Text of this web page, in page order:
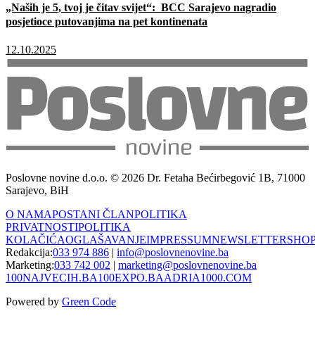
„Naših je 5, tvoj je čitav svijet“: BCC Sarajevo nagradio
posjetioce putovanjima na pet kontinenata
12.10.2025
Poslovne novine d.o.o. © 2026 Dr. Fetaha Bećirbegović 1B, 71000
Sarajevo, BiH
O NAMAPOSTANI ČLANPOLITIKA
PRIVATNOSTIPOLITIKA
KOLAČIĆAOGLAŠAVANJEIMPRESSUMNEWSLETTER
Redakcija:033 974 886 | info@poslovnenovine.ba
Marketing:033 742 002 | marketing@poslovnenovine.ba
100NAJVECIH.BA100EXPO.BAADRIA1000.COM
Powered by Green Code